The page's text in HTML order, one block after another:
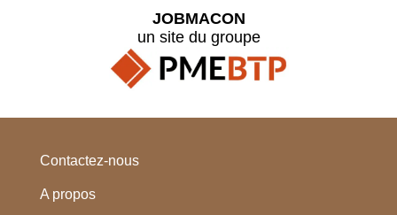
JOBMACON
un site du groupe
Contactez-nous
A propos